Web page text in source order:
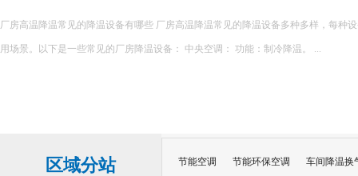
皮革车间使用蒸发冷空调的降温措施及相关要点如下： 设备选型 根据面积：如果车间面积较小，如 200 平方
米以下，可选择单台小型蒸发冷空调。若车间面积较大，如 1000 平方米以上，可能
区域分站 节能空调 节能环保空调 车间降温换